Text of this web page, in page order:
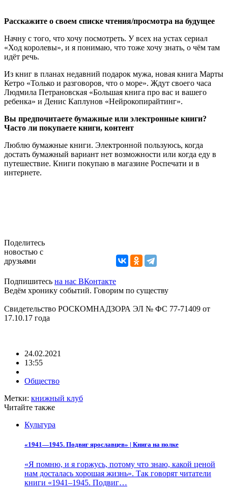
Расскажите о своем списке чтения/просмотра на будущее
Начну с того, что хочу посмотреть. У всех на устах сериал
«Ход королевы», и я понимаю, что тоже хочу знать, о чём там
идёт речь.
Из книг в планах недавний подарок мужа, новая книга Марты
Кетро «Только и разговоров, что о море». Ждут своего часа
Людмила Петрановская «Большая книга про вас и вашего
ребенка» и Денис Каплунов «Нейрокопирайтинг».
Вы предпочитаете бумажные или электронные книги?
Часто ли покупаете книги, контент
Люблю бумажные книги. Электронной пользуюсь, когда
достать бумажный вариант нет возможности или когда еду в
путешествие. Книги покупаю в магазине Роспечати и в
интернете.
Поделитесь
новостью с
друзьями
Подпишитесь на нас ВКонтакте
Ведём хронику событий. Говорим по существу
Свидетельство РОСКОМНАДЗОРА ЭЛ № ФС 77-71409 от
17.10.17 года
24.02.2021
13:55
Общество
Метки: книжный клуб
Читайте также
Культура
«1941—1945. Подвиг ярославцев» | Книга на полке
«Я помню, и я горжусь, потому что знаю, какой ценой
нам досталась хорошая жизнь». Так говорят читатели
книги «1941–1945. Подвиг…